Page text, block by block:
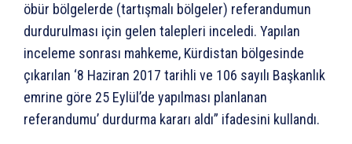
öbür bölgelerde (tartışmalı bölgeler) referandumun
durdurulması için gelen talepleri inceledi. Yapılan
inceleme sonrası mahkeme, Kürdistan bölgesinde
çıkarılan ‘8 Haziran 2017 tarihli ve 106 sayılı Başkanlık
emrine göre 25 Eylül’de yapılması planlanan
referandumu’ durdurma kararı aldı” ifadesini kullandı.